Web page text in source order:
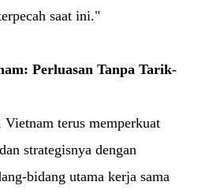
saat ini."
Perluasan Tanpa Tarik-
Vietnam terus memperkuat
strategisnya dengan
bidang utama kerja sama